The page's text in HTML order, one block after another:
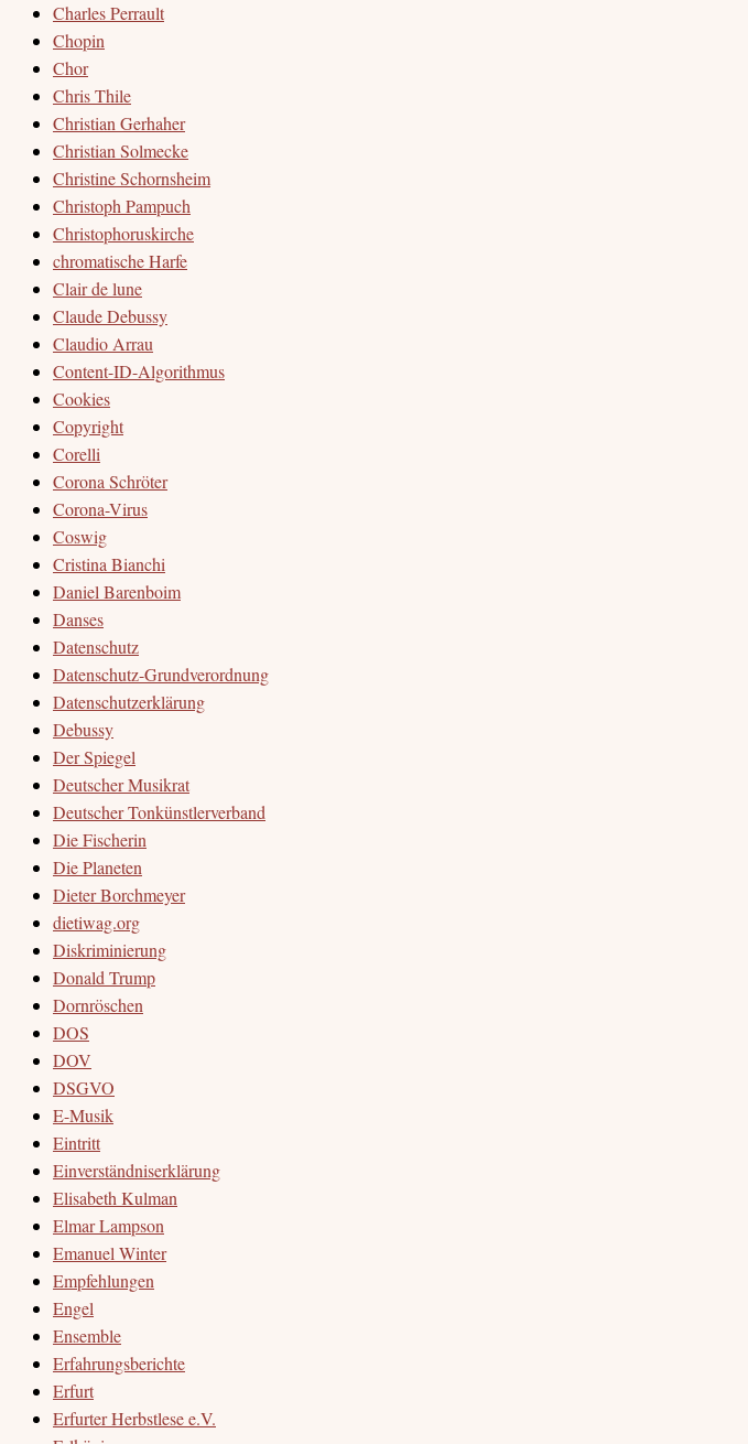
Charles Perrault
Chopin
Chor
Chris Thile
Christian Gerhaher
Christian Solmecke
Christine Schornsheim
Christoph Pampuch
Christophoruskirche
chromatische Harfe
Clair de lune
Claude Debussy
Claudio Arrau
Content-ID-Algorithmus
Cookies
Copyright
Corelli
Corona Schröter
Corona-Virus
Coswig
Cristina Bianchi
Daniel Barenboim
Danses
Datenschutz
Datenschutz-Grundverordnung
Datenschutzerklärung
Debussy
Der Spiegel
Deutscher Musikrat
Deutscher Tonkünstlerverband
Die Fischerin
Die Planeten
Dieter Borchmeyer
dietiwag.org
Diskriminierung
Donald Trump
Dornröschen
DOS
DOV
DSGVO
E-Musik
Eintritt
Einverständniserklärung
Elisabeth Kulman
Elmar Lampson
Emanuel Winter
Empfehlungen
Engel
Ensemble
Erfahrungsberichte
Erfurt
Erfurter Herbstlese e.V.